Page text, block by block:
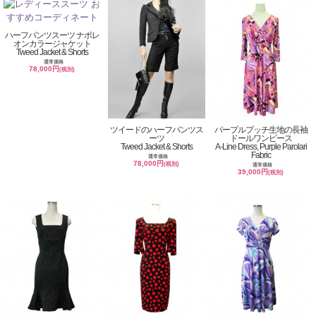
ハーフパンツスーツ ナポレ
オンカラージャケット
Tweed Jacket & Shorts
通常価格
78,000円(税別)
ツイードのハーフパンツス
ーツ
Tweed Jacket & Shorts
通常価格
78,000円(税別)
パープルプッチ生地の長袖
ドールワンピース
A-Line Dress, Purple Parolari
Fabric
通常価格
39,000円(税別)